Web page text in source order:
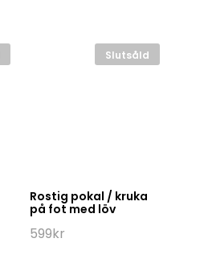
Slutsåld
Rostig pokal / kruka
på fot med löv
599kr